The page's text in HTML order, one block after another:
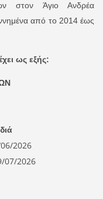
στον Άγιο Ανδρέα
από το 2014 έως
ως εξής:
2026
07/2026